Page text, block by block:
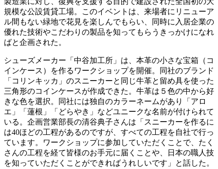
規模な公設賃貸工場。このイベントは、来場者にリニューア
ル間もない緑地で花見を楽しんでもらい、同時に入居企業の
優れた技術やこだわりの製品を知ってもらうきっかけになれ
ばと企画された。
シューズメーカー「中谷加工所」は、本革の小さな宝箱（コ
インケース）を作るワークショップを開催。同社のブランド
「コリンキッカ」のスニーカーと同じ牛革と留め具を使った
三角形のコインケースが作成できた。牛革は５色の中から好
きな色を選択。同社には独自のカラーネームがあり「アロ
エ」「蓮根」「どらやき」などユニークな名前が付けられて
いる。企画営業部長の清谷典子さんは「スニーカーを作るに
は40ほどの工程があるのですが、すべての工程を自社で行っ
ています。ワークショップに参加していただくことで、たく
さんの工程を経て皆様のお手元に届くことや、日本の職人技
を知っていただくことができればうれしいです」と話した。